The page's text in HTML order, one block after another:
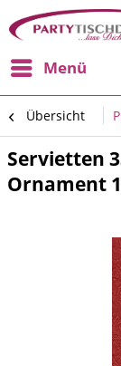
Menü
Übersicht
Servietten
Ornament